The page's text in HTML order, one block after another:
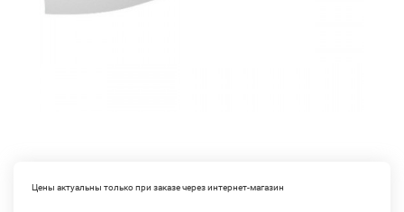
Цены актуальны только при заказе через интернет-магазин